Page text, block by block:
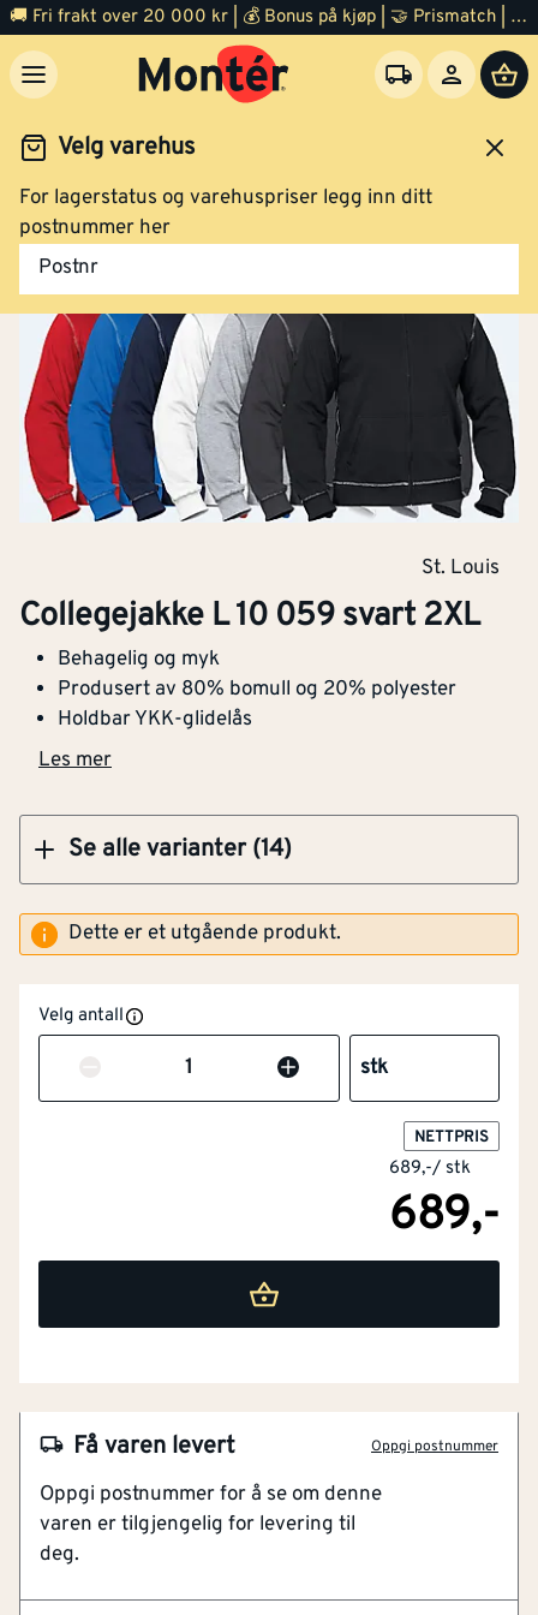
🚚 Fri frakt over 20 000 kr | 💰 Bonus på kjøp | 🤝 Prismatch | ⭐ 100% fornøyd garanti | 🏪 140 byggevarehus
Velg varehus
For lagerstatus og varehuspriser legg inn ditt
postnummer her
Postnr
og verneutstyr
St. Louis
Collegejakke L 10 059 svart 2XL
Behagelig og myk
Produsert av 80% bomull og 20% polyester
Holdbar YKK-glidelås
Les mer
Se alle varianter (14)
Kjøp
Collegejakke L 10 059 svart XL
Collegejakke L 10 059 svart 2XL
Kjøp
Dette er et utgående produkt.
Velg antall
Antall stk
NETTPRIS
689,-/ stk
689,-
Få varen levert Oppgi postnummer
Oppgi postnummer for å se om denne
varen er tilgjengelig for levering til
deg.
Behagelig og myk
Holdbar YKK-glidelås
Uten hette
Unisex modell